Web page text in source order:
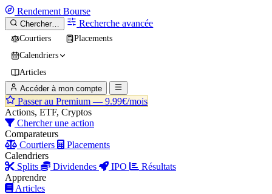
Rendement Bourse
Chercher… Recherche avancée
Courtiers
Placements
Calendriers
Articles
Accéder à mon compte
Passer au Premium — 9.99€/mois
Actions, ETF, Cryptos
Chercher une action
Comparateurs
Courtiers
Placements
Calendriers
Splits
Dividendes IPO
Résultats
Apprendre
Articles